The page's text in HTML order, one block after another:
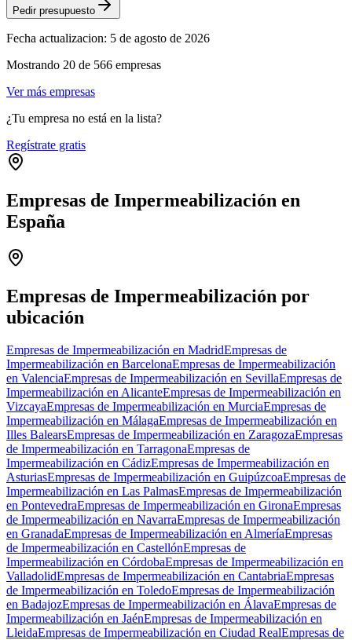
Pedir presupuesto
Fecha actualizacion: 5 de agosto de 2026
Mostrando 20 de 566 empresas
Ver más empresas
¿Tu empresa no está en la lista?
Regístrate gratis
Empresas de Impermeabilización en
España
−
Empresas de Impermeabilización por
ubicación
Empresas de Impermeabilización en MadridEmpresas de
Impermeabilización en BarcelonaEmpresas de Impermeabilización
en ValenciaEmpresas de Impermeabilización en SevillaEmpresas de
Impermeabilización en AlicanteEmpresas de Impermeabilización en
VizcayaEmpresas de Impermeabilización en MurciaEmpresas de
Impermeabilización en MálagaEmpresas de Impermeabilización en
Illes BalearsEmpresas de Impermeabilización en ZaragozaEmpresas
de Impermeabilización en TarragonaEmpresas de
Impermeabilización en CádizEmpresas de Impermeabilización en
AsturiasEmpresas de Impermeabilización en GuipúzcoaEmpresas de
Impermeabilización en Las PalmasEmpresas de Impermeabilización
en PontevedraEmpresas de Impermeabilización en GironaEmpresas
de Impermeabilización en NavarraEmpresas de Impermeabilización
en GranadaEmpresas de Impermeabilización en AlmeríaEmpresas
de Impermeabilización en CastellónEmpresas de
Impermeabilización en CórdobaEmpresas de Impermeabilización en
ValladolidEmpresas de Impermeabilización en CantabriaEmpresas
de Impermeabilización en ToledoEmpresas de Impermeabilización
en BadajozEmpresas de Impermeabilización en ÁlavaEmpresas de
Impermeabilización en JaénEmpresas de Impermeabilización en
LleidaEmpresas de Impermeabilización en Ciudad RealEmpresas de